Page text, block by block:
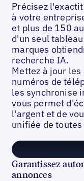
Précisez
à votre
et plus de 150
d'un seul
marques
recherche IA.
Mettez à jour
numéros de
les synchronise
vous permet
l'argent et de
unifiée de
Garantissez
annonces